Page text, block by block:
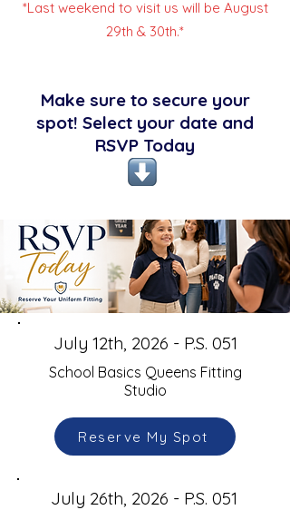
*Last weekend to visit us will be August
29th & 30th.*
Make sure to secure your
spot! Select your date and
RSVP Today
July 12th, 2026 - P.S. 051
School Basics Queens Fitting
Studio
Reserve My Spot
July 26th, 2026 - P.S. 051